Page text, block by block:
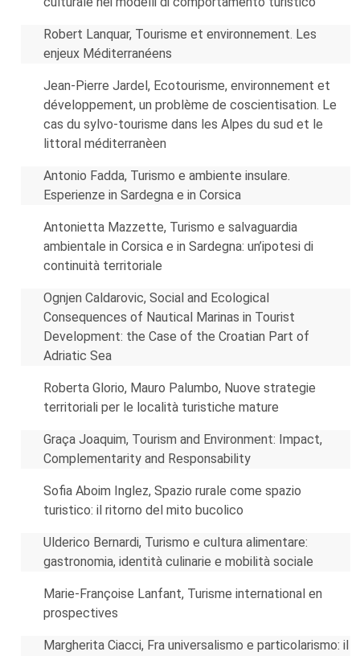
Robert Lanquar, Tourisme et environnement. Les
enjeux Méditerranéens
Jean-Pierre Jardel, Ecotourisme, environnement et
développement, un problème de coscientisation. Le
cas du sylvo-tourisme dans les Alpes du sud et le
littoral méditerranèen
Antonio Fadda, Turismo e ambiente insulare.
Esperienze in Sardegna e in Corsica
Antonietta Mazzette, Turismo e salvaguardia
ambientale in Corsica e in Sardegna: un’ipotesi di
continuità territoriale
Ognjen Caldarovic, Social and Ecological
Consequences of Nautical Marinas in Tourist
Development: the Case of the Croatian Part of
Adriatic Sea
Roberta Glorio, Mauro Palumbo, Nuove strategie
territoriali per le località turistiche mature
Graça Joaquim, Tourism and Environment: Impact,
Complementarity and Responsability
Sofia Aboim Inglez, Spazio rurale come spazio
turistico: il ritorno del mito bucolico
Ulderico Bernardi, Turismo e cultura alimentare:
gastronomia, identità culinarie e mobilità sociale
Marie-Françoise Lanfant, Turisme international en
prospectives
Margherita Ciacci, Fra universalismo e particolarismo: il